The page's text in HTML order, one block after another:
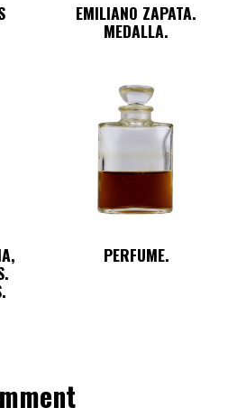
EMILIANO ZAPATA.
MEDALLA.
PERFUME.